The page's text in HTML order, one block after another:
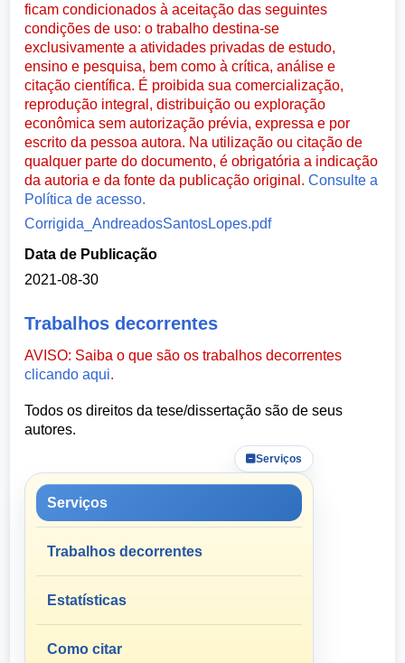
ficam condicionados à aceitação das seguintes
condições de uso: o trabalho destina-se
exclusivamente a atividades privadas de estudo,
ensino e pesquisa, bem como à crítica, análise e
citação científica. É proibida sua comercialização,
reprodução integral, distribuição ou exploração
econômica sem autorização prévia, expressa e por
escrito da pessoa autora. Na utilização ou citação de
qualquer parte do documento, é obrigatória a indicação
da autoria e da fonte da publicação original.Consulte a
Política de acesso.
Corrigida_AndreadosSantosLopes.pdf
Data de Publicação
2021-08-30
Trabalhos decorrentes
AVISO: Saiba o que são os trabalhos decorrentes
clicando aqui.
Todos os direitos da tese/dissertação são de seus
autores.
Serviços
Serviços
Trabalhos decorrentes
Estatísticas
Como citar